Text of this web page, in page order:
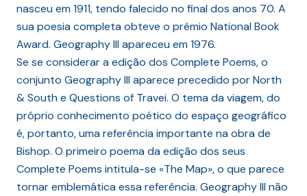
nasceu em 1911, tendo falecido no final dos anos 70. A
sua poesia completa obteve o prémio National Book
Award. Geography III apareceu em 1976.
Se se considerar a edição dos Complete Poems, o
conjunto Geography III aparece precedido por North
& South e Questions of Travei. O tema da viagem, do
próprio conhecimento poético do espaço geográfico
é, portanto, uma referência importante na obra de
Bishop. O primeiro poema da edição dos seus
Complete Poems intitula-se «The Map», o que parece
tornar emblemática essa referência. Geography III não